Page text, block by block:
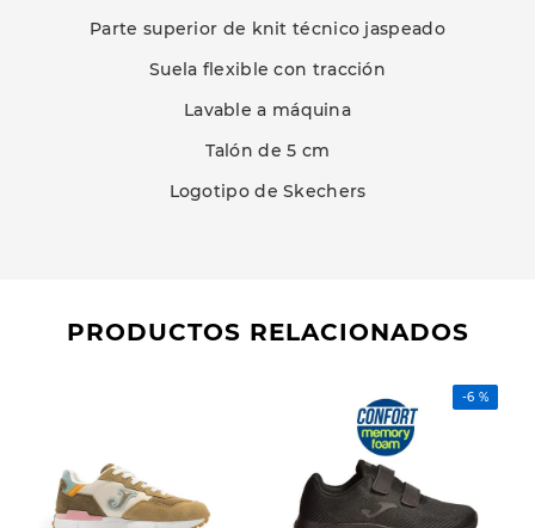
Parte superior de knit técnico jaspeado
Suela flexible con tracción
Lavable a máquina
Talón de 5 cm
Logotipo de Skechers
PRODUCTOS RELACIONADOS
-6 %